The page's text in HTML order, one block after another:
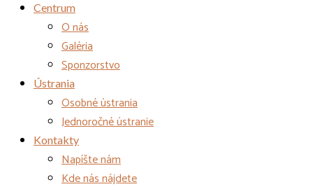
Centrum
O nás
Galéria
Sponzorstvo
Ústrania
Osobné ústrania
Jednoročné ústranie
Kontakty
Napíšte nám
Kde nás nájdete